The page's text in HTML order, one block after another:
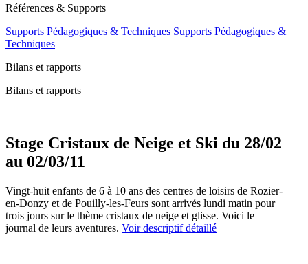
Références & Supports
Supports Pédagogiques & Techniques Supports Pédagogiques &
Techniques
Bilans et rapports
Bilans et rapports
Stage Cristaux de Neige et Ski du 28/02
au 02/03/11
Vingt-huit enfants de 6 à 10 ans des centres de loisirs de Rozier-
en-Donzy et de Pouilly-les-Feurs sont arrivés lundi matin pour
trois jours sur le thème cristaux de neige et glisse. Voici le
journal de leurs aventures. Voir descriptif détaillé